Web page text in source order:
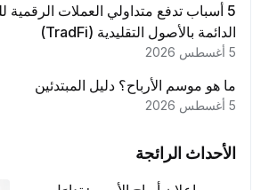
5 أسباب تدفع متداولي العملات الرقمية
الدائمة بالأصول التقليدية (TradFi)
ما هو موسم الأرباح؟ دليل المبتدئين
الأحداث الرائجة